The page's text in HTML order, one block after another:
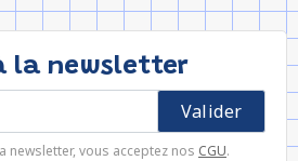
la newsletter
newsletter, vous acceptez nos CGU.